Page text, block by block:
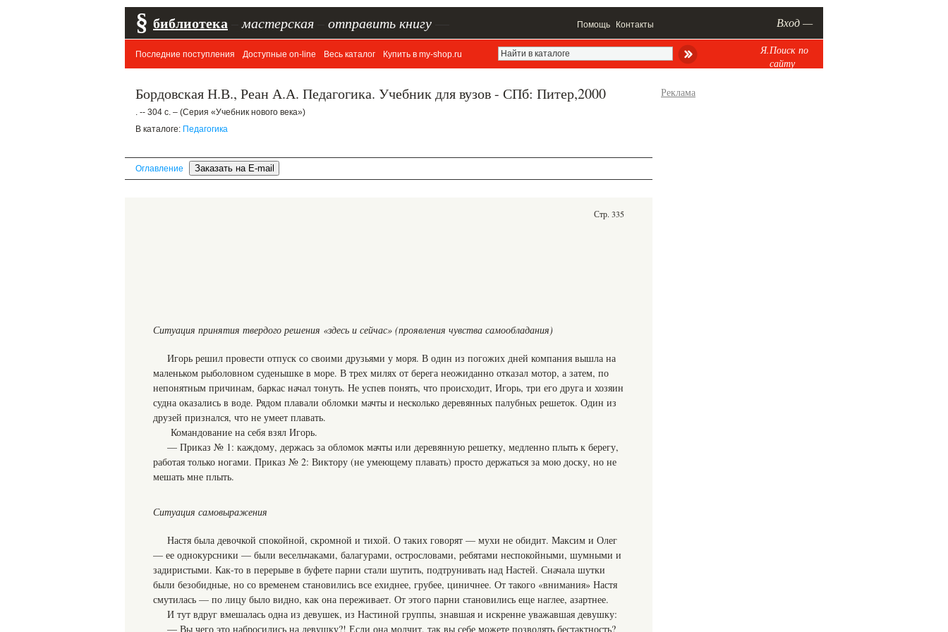
§ библиотека мастерская отправить книгу Помощь Контакты Вход —
Последние поступления Доступные on-line Весь каталог Купить в my-shop.ru
Я.Поиск по
сайту
Бордовская Н.В., Реан А.А. Педагогика. Учебник для вузов - СПб: Питер,2000
. -- 304 с. – (Серия «Учебник нового века»)
В каталоге: Педагогика
Оглавление
Стр. 335
Ситуация принятия твердого решения «здесь и сейчас» (проявления чувства самообладания)
Игорь решил провести отпуск со своими друзьями у моря. В один из погожих дней компания вышла на
маленьком рыболовном суденышке в море. В трех милях от берега неожиданно отказал мотор, а затем, по
непонятным причинам, баркас начал тонуть. Не успев понять, что происходит, Игорь, три его друга и хозяин
судна оказались в воде. Рядом плавали обломки мачты и несколько деревянных палубных решеток. Один из
друзей признался, что не умеет плавать.
Командование на себя взял Игорь.
— Приказ № 1: каждому, держась за обломок мачты или деревянную решетку, медленно плыть к берегу,
работая только ногами. Приказ № 2: Виктору (не умеющему плавать) просто держаться за мою доску, но не
мешать мне плыть.
Ситуация самовыражения
Настя была девочкой спокойной, скромной и тихой. О таких говорят — мухи не обидит. Максим и Олег
— ее однокурсники — были весельчаками, балагурами, острословами, ребятами неспокойными, шумными и
задиристыми. Как-то в перерыве в буфете парни стали шутить, подтрунивать над Настей. Сначала шутки
были безобидные, но со временем становились все ехиднее, грубее, циничнее. От такого «внимания» Настя
смутилась — по лицу было видно, как она переживает. От этого парни становились еще наглее, азартнее.
И тут вдруг вмешалась одна из девушек, из Настиной группы, знавшая и искренне уважавшая девушку:
— Вы чего это набросились на девушку?! Если она молчит, так вы себе можете позволять бестактность?
Реклама